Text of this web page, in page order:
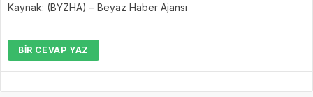
Kaynak: (BYZHA) – Beyaz Haber Ajansı
BIR CEVAP YAZ